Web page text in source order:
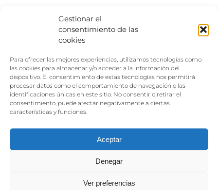
Gestionar el
consentimiento de las
cookies
Para ofrecer las mejores experiencias, utilizamos tecnologías como
las cookies para almacenar y/o acceder a la información del
dispositivo. El consentimiento de estas tecnologías nos permitirá
procesar datos como el comportamiento de navegación o las
identificaciones únicas en este sitio. No consentir o retirar el
consentimiento, puede afectar negativamente a ciertas
características y funciones.
Aceptar
Denegar
Ver preferencias
El empleo, la gran llave para una vida
independiente: Fundación Dfa reclama un
impulso decidido a la inclusión laboral de las
personas con discapacidad
Clown, circo y magia: el Jardín de las Artes
de julio con su segundo “Festival